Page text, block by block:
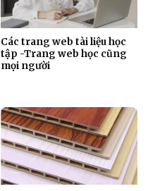
Các trang web tài liệu học
tập -Trang web học cũng
mọi người